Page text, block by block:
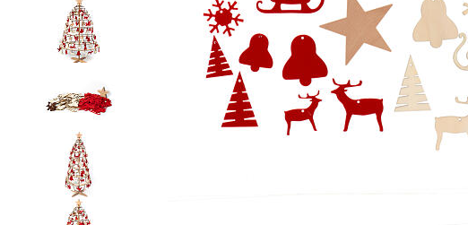
Previous
slide
Next
slide